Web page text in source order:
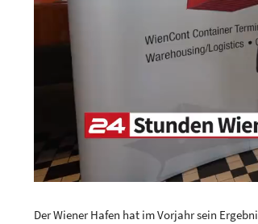
Der Wiener Hafen hat im Vorjahr sein